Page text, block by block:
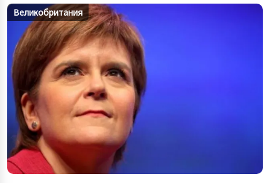
Великобритания